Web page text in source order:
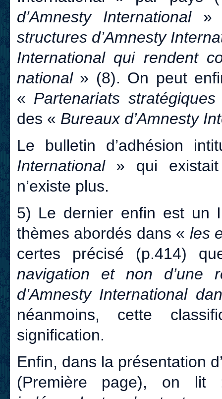
d’Amnesty International »
structures d’Amnesty
International qui rendent
national » (8). On peut
« Partenariats
des « Bureaux d’Amnesty
Le bulletin d’adhésion
International» qui existait
n’existe plus.
5) Le dernier enfin est un
thèmes abordés dans « les
certes précisé (p.414)
navigation et non d’une
d’Amnesty International
néanmoins, cette
signification.
Enfin, dans la présentation
(Première page), on